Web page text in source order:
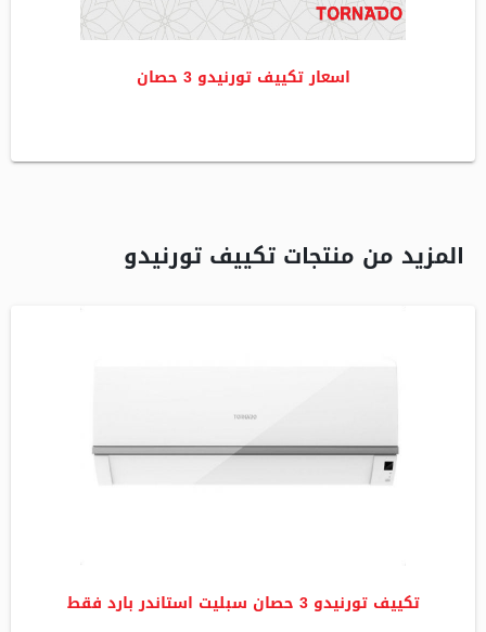
اسعار تكييف تورنيدو 3 حصان
المزيد من منتجات تكييف تورنيدو
تكييف تورنيدو 3 حصان سبليت استاندر بارد فقط